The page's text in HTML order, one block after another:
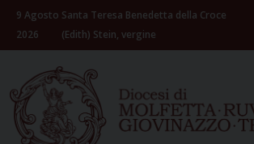
Skip
content
9 Agosto
2026
Santa Teresa Benedetta della Croce
(Edith) Stein, vergine